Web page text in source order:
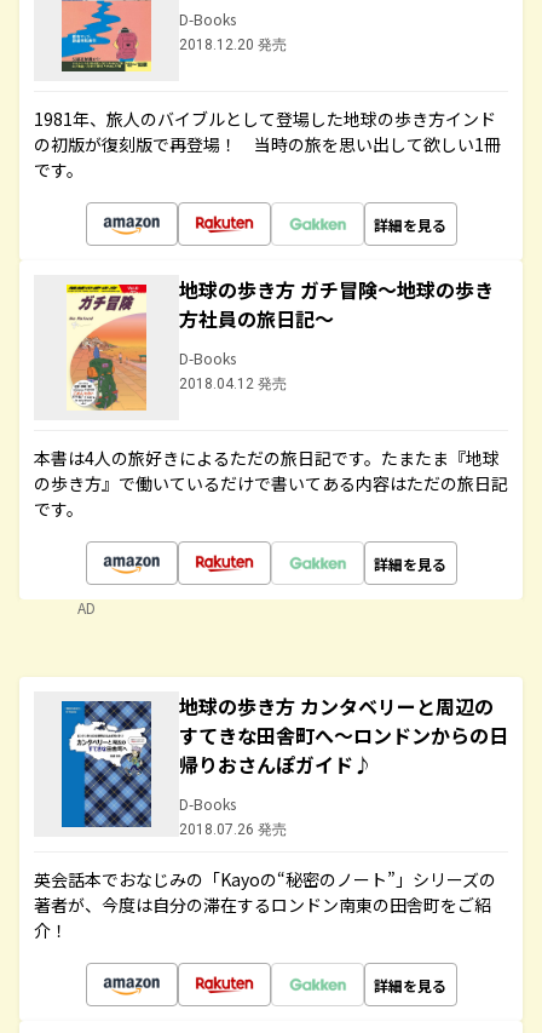
D-Books
2018.12.20 発売
1981年、旅人のバイブルとして登場した地球の歩き方インド
の初版が復刻版で再登場！ 当時の旅を思い出して欲しい1冊
です。
詳細を見る
地球の歩き方 ガチ冒険～地球の歩き
方社員の旅日記～
D-Books
2018.04.12 発売
本書は4人の旅好きによるただの旅日記です。たまたま『地球
の歩き方』で働いているだけで書いてある内容はただの旅日記
です。
詳細を見る
AD
地球の歩き方 カンタベリーと周辺の
すてきな田舎町へ～ロンドンからの日
帰りおさんぽガイド♪
D-Books
2018.07.26 発売
英会話本でおなじみの「Kayoの“秘密のノート”」シリーズの
著者が、今度は自分の滞在するロンドン南東の田舎町をご紹
介！
詳細を見る